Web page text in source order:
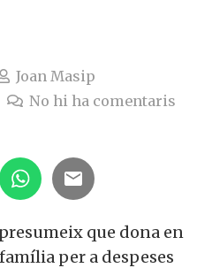
Joan Masip
No hi ha comentaris
que dona en
per a despeses